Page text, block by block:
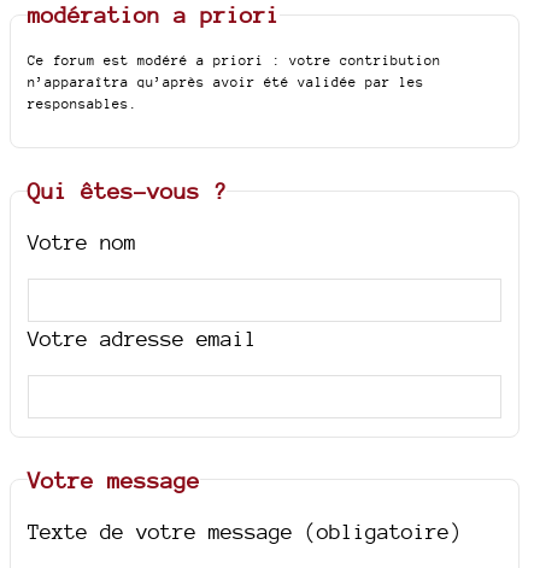
modération a priori
Ce forum est modéré a priori : votre contribution
n’apparaîtra qu’après avoir été validée par les
responsables.
Qui êtes-vous ?
Votre nom
Votre adresse email
Votre message
Texte de votre message (obligatoire)